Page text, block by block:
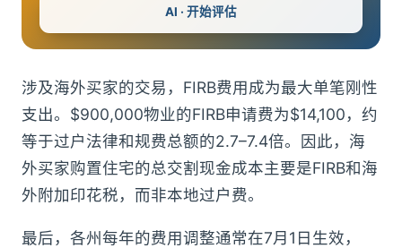
AI · 开始评估
涉及海外买家的交易，FIRB费用成为最大单笔刚性
支出。$900,000物业的FIRB申请费为$14,100，约
等于过户法律和规费总额的2.7–7.4倍。因此，海
外买家购置住宅的总交割现金成本主要是FIRB和海
外附加印花税，而非本地过户费。
最后，各州每年的费用调整通常在7月1日生效，